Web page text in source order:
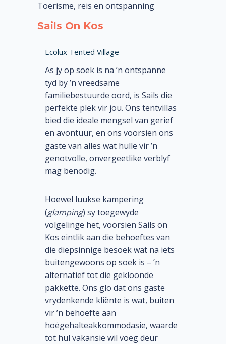
Toerisme, reis en ontspanning
Sails On Kos
Ecolux Tented Village
As jy op soek is na ’n ontspanne
tyd by ’n vreedsame
familiebestuurde oord, is Sails die
perfekte plek vir jou. Ons tentvillas
bied die ideale mengsel van gerief
en avontuur, en ons voorsien ons
gaste van alles wat hulle vir ’n
genotvolle, onvergeetlike verblyf
mag benodig.
Hoewel luukse kampering
(glamping) sy toegewyde
volgelinge het, voorsien Sails on
Kos eintlik aan die behoeftes van
die diepsinnige besoek wat na iets
buitengewoons op soek is – ’n
alternatief tot die gekloonde
pakkette. Ons glo dat ons gaste
vrydenkende kliënte is wat, buiten
vir ’n behoefte aan
hoëgehalteakkommodasie, waarde
tot hul vakansie wil voeg deur